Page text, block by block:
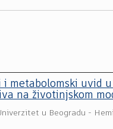
i metabolomski uvid
na životinjskom
u Beogradu -